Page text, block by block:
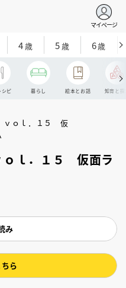
マイページ
4歳 5歳 6歳
シピ 暮らし 絵本とお話 知育と探
ｌ．１５ 仮面ラ
み
ら